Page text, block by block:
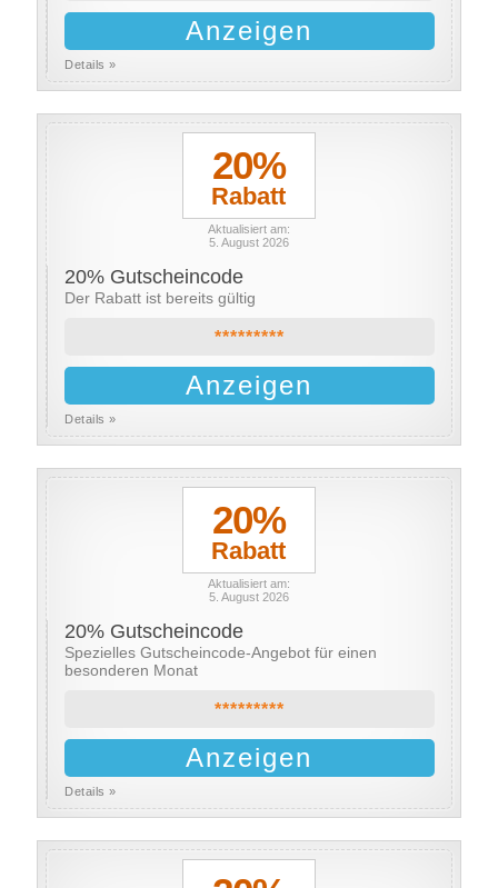
Anzeigen
Details »
20%
Rabatt
Aktualisiert am:
5. August 2026
20% Gutscheincode
Der Rabatt ist bereits gültig
*********
Anzeigen
Details »
20%
Rabatt
Aktualisiert am:
5. August 2026
20% Gutscheincode
Spezielles Gutscheincode-Angebot für einen
besonderen Monat
*********
Anzeigen
Details »